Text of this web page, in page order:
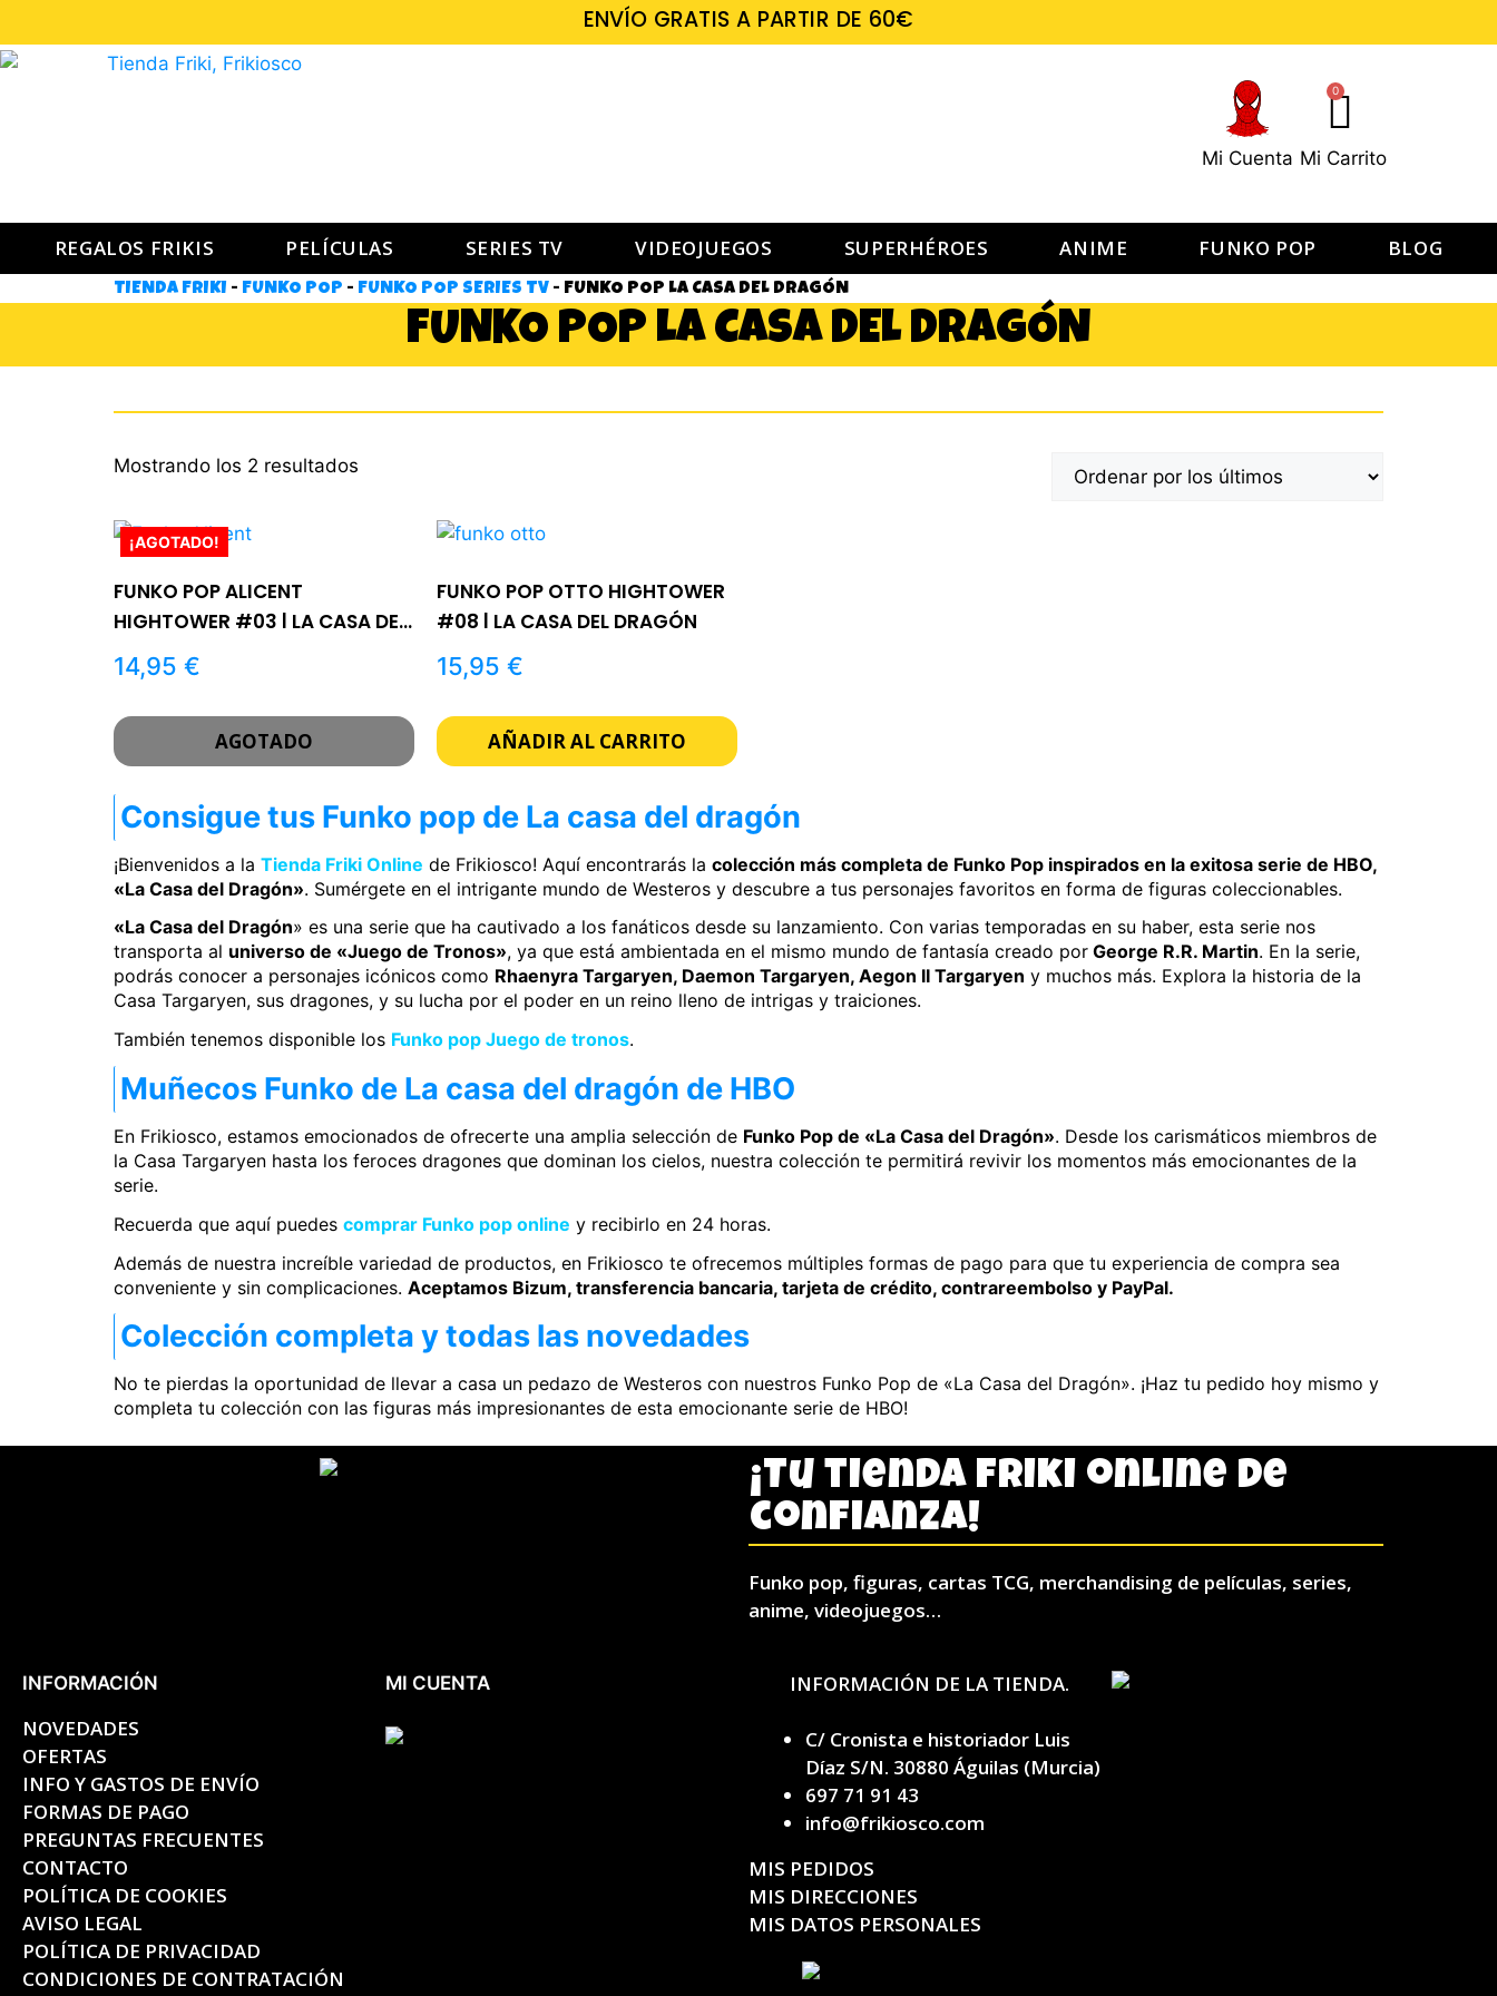
ENVÍO GRATIS A PARTIR DE 60€
Mi Cuenta
0
Mi Carrito
REGALOS FRIKIS PELÍCULAS SERIES TV VIDEOJUEGOS SUPERHÉROES ANIME FUNKO POP BLOG
TIENDA FRIKI - FUNKO POP - FUNKO POP SERIES TV - FUNKO POP LA CASA DEL DRAGÓN
FUNKO POP LA CASA DEL DRAGÓN
Mostrando los 2 resultados
¡AGOTADO!
FUNKO POP ALICENT
HIGHTOWER #03 | LA CASA DEL
DRAGÓN
14,95 €
AGOTADO
FUNKO POP OTTO HIGHTOWER
#08 | LA CASA DEL DRAGÓN
15,95 €
AÑADIR AL CARRITO
Consigue tus Funko pop de La casa del dragón
¡Bienvenidos a la Tienda Friki Online de Frikiosco! Aquí encontrarás la colección más completa de Funko Pop inspirados en la exitosa serie de HBO,
«La Casa del Dragón». Sumérgete en el intrigante mundo de Westeros y descubre a tus personajes favoritos en forma de figuras coleccionables.
«La Casa del Dragón» es una serie que ha cautivado a los fanáticos desde su lanzamiento. Con varias temporadas en su haber, esta serie nos
transporta al universo de «Juego de Tronos», ya que está ambientada en el mismo mundo de fantasía creado por George R.R. Martin. En la serie,
podrás conocer a personajes icónicos como Rhaenyra Targaryen, Daemon Targaryen, Aegon II Targaryen y muchos más. Explora la historia de la
Casa Targaryen, sus dragones, y su lucha por el poder en un reino lleno de intrigas y traiciones.
También tenemos disponible los Funko pop Juego de tronos.
Muñecos Funko de La casa del dragón de HBO
En Frikiosco, estamos emocionados de ofrecerte una amplia selección de Funko Pop de «La Casa del Dragón». Desde los carismáticos miembros de
la Casa Targaryen hasta los feroces dragones que dominan los cielos, nuestra colección te permitirá revivir los momentos más emocionantes de la
serie.
Recuerda que aquí puedes comprar Funko pop online y recibirlo en 24 horas.
Además de nuestra increíble variedad de productos, en Frikiosco te ofrecemos múltiples formas de pago para que tu experiencia de compra sea
conveniente y sin complicaciones. Aceptamos Bizum, transferencia bancaria, tarjeta de crédito, contrareembolso y PayPal.
Colección completa y todas las novedades
No te pierdas la oportunidad de llevar a casa un pedazo de Westeros con nuestros Funko Pop de «La Casa del Dragón». ¡Haz tu pedido hoy mismo y
completa tu colección con las figuras más impresionantes de esta emocionante serie de HBO!
¡Tu tienda friki online de
confianza!
Funko pop, figuras, cartas TCG, merchandising de películas, series,
anime, videojuegos…
INFORMACIÓN
NOVEDADES
OFERTAS
INFO Y GASTOS DE ENVÍO
FORMAS DE PAGO
PREGUNTAS FRECUENTES
CONTACTO
POLÍTICA DE COOKIES
AVISO LEGAL
POLÍTICA DE PRIVACIDAD
CONDICIONES DE CONTRATACIÓN
MI CUENTA INFORMACIÓN DE LA TIENDA.
C/ Cronista e historiador Luis
Díaz S/N. 30880 Águilas (Murcia)
697 71 91 43
info@frikiosco.com
MIS PEDIDOS
MIS DIRECCIONES
MIS DATOS PERSONALES